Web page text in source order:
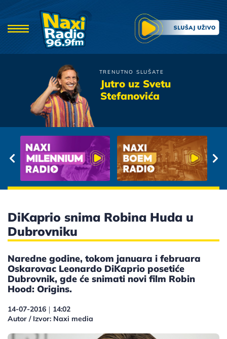
TRENUTNO SLUŠATE
Jutro uz Svetu
Stefanovića
Oliver Dragojevic
Vjeruj u ljubav
DiKaprio snima Robina Huda u
Dubrovniku
Naredne godine, tokom januara i februara
Oskarovac Leonardo DiKaprio posetiće
Dubrovnik, gde će snimati novi film Robin
Hood: Origins.
14-07-2016 | 14:02
Autor / Izvor: Naxi media